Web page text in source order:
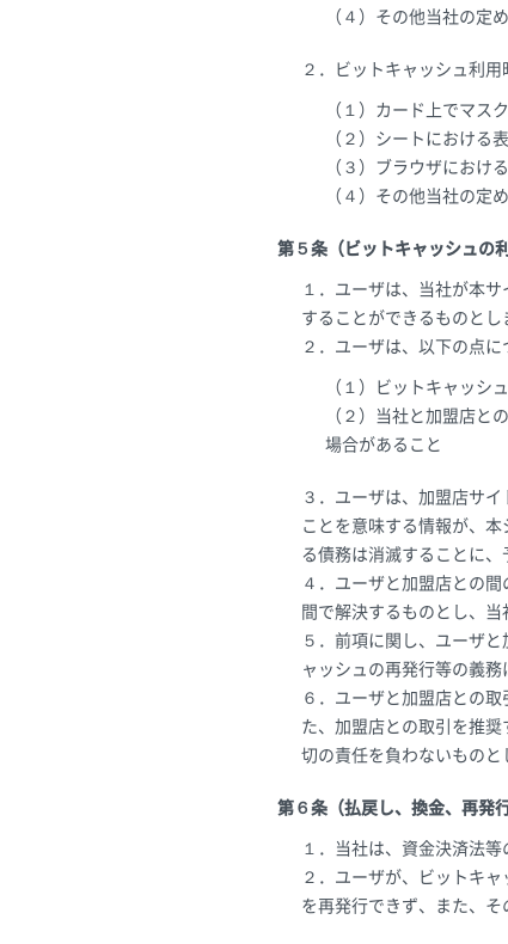
（４）その他当社の定
２．ビットキャッシュ利
（１）カード上でマス
（２）シートにおける
（３）ブラウザにおけ
（４）その他当社の定
第５条（ビットキャッシュの利
１．ユーザは、当社が本
することができるものと
２．ユーザは、以下の点に
（１）ビットキャッシ
（２）当社と加盟店と
場合があること
３．ユーザは、加盟店サ
ことを意味する情報が、
る債務は消滅することに、
４．ユーザと加盟店との
間で解決するものとし、
５．前項に関し、ユーザ
ャッシュの再発行等の義務
６．ユーザと加盟店との
た、加盟店との取引を推
切の責任を負わないものと
第６条（払戻し、換金、再発行
１．当社は、資金決済法
２．ユーザが、ビットキ
を再発行できず、また、そ